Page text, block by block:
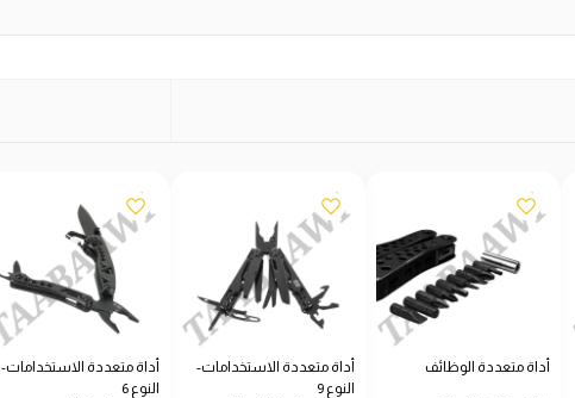
أداة متعددة الوظائف
أداة متعددة الاستخدامات-
النوع 9
أداة متعددة الاستخدامات-
النوع 6